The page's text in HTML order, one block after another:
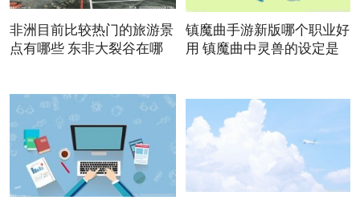
非洲目前比较热门的旅游景
点有哪些 东非大裂谷在哪
镇魔曲手游新版哪个职业好
用 镇魔曲中灵兽的设定是